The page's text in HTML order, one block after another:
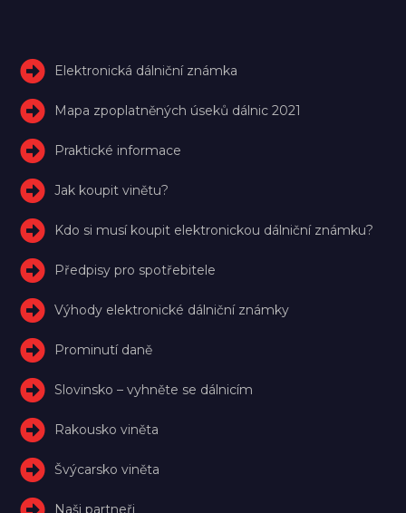
Elektronická dálniční známka
Mapa zpoplatněných úseků dálnic 2021
Praktické informace
Jak koupit vinětu?
Kdo si musí koupit elektronickou dálniční známku?
Předpisy pro spotřebitele
Výhody elektronické dálniční známky
Prominutí daně
Slovinsko – vyhněte se dálnicím
Rakousko viněta
Švýcarsko viněta
Naši partneři